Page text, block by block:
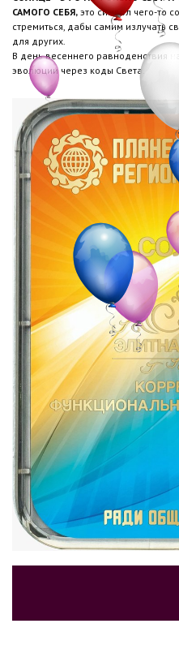
САМОГО СЕБЯ, это символ чего-то
стремиться, дабы самим излучать
для других.
В день весеннего равноденствия
эволюции через коды Света.